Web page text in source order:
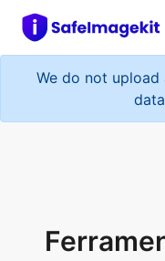
We do not upload
510kb